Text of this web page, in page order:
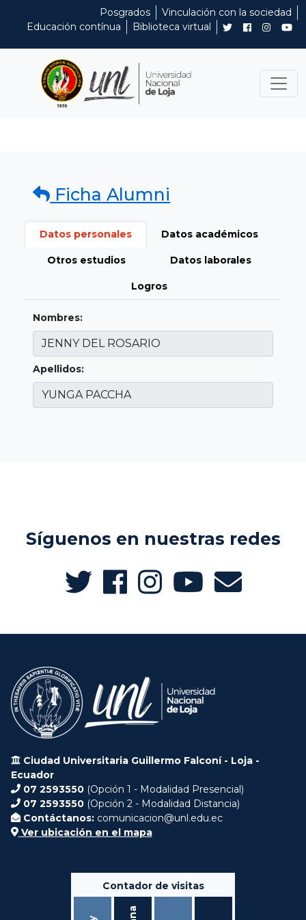
Posgrados
Vinculación con la sociedad
Educación contínua
Biblioteca virtual
Ficha Alumni
Datos personales Datos académicos
Otros estudios Datos laborales
Logros
Nombres:
Apellidos:
Síguenos en nuestras redes
Ciudad Universitaria Guillermo Falconí - Loja -
Ecuador
07 2593550 (Opción 1 - Modalidad Presencial)
07 2593550 (Opción 2 - Modalidad Distancia)
Contáctanos: comunicacion@unl.edu.ec
Ver ubicación en el mapa
Contador de visitas